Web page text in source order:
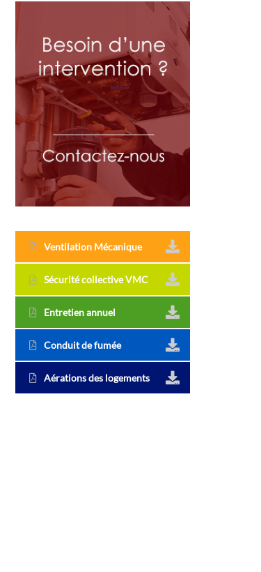
Ventilation Mécanique
Sécurité collective VMC
Entretien annuel
Conduit de fumée
Aérations des logements